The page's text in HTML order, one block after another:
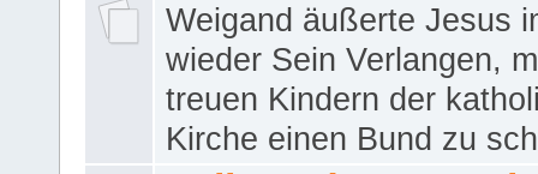
Weigand äußerte Jesus
wieder Sein Verlangen,
treuen Kindern der
Kirche einen Bund zu